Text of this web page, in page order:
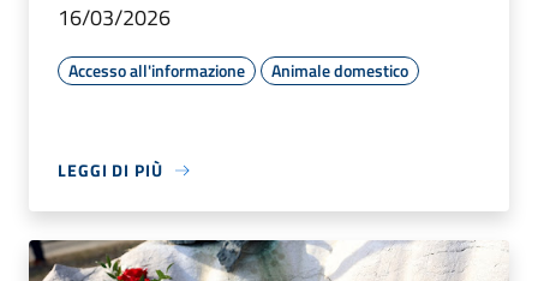
16/03/2026
Accesso all'informazione Animale domestico
LEGGI DI PIÙ